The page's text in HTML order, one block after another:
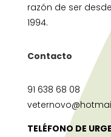
razón de ser
1994.
Contacto
91 638 68 08
TELÉFONO DE